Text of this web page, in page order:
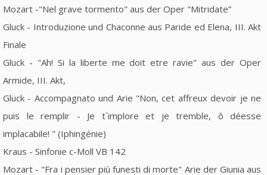
Mozart -"Nel grave tormento" aus der Oper "Mitridate”
Gluck - Introduzione und Chaconne aus Paride ed Elena, III. Akt
Finale
Gluck - "Ah! Si la liberte me doit etre ravie" aus der Oper
Armide, III. Akt,
Gluck - Accompagnato und Arie "Non, cet affreux devoir je ne
puis le remplir - Je t´implore et je tremble, ô déesse
implacabile! " (Iphingénie)
Kraus - Sinfonie c-Moll VB 142
Mozart - "Fra i pensier più funesti di morte" Arie der Giunia aus